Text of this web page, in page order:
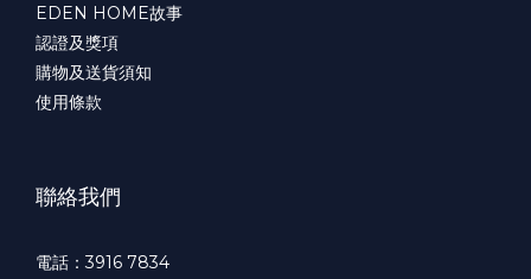
EDEN HOME故事
認證及獎項
購物及送貨須知
使用條款
聯絡我們
電話：3916 7834